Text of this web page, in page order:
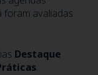
foram avaliadas
Destaque
.